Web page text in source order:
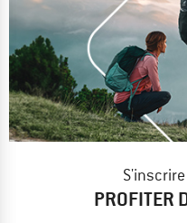
PROFITER